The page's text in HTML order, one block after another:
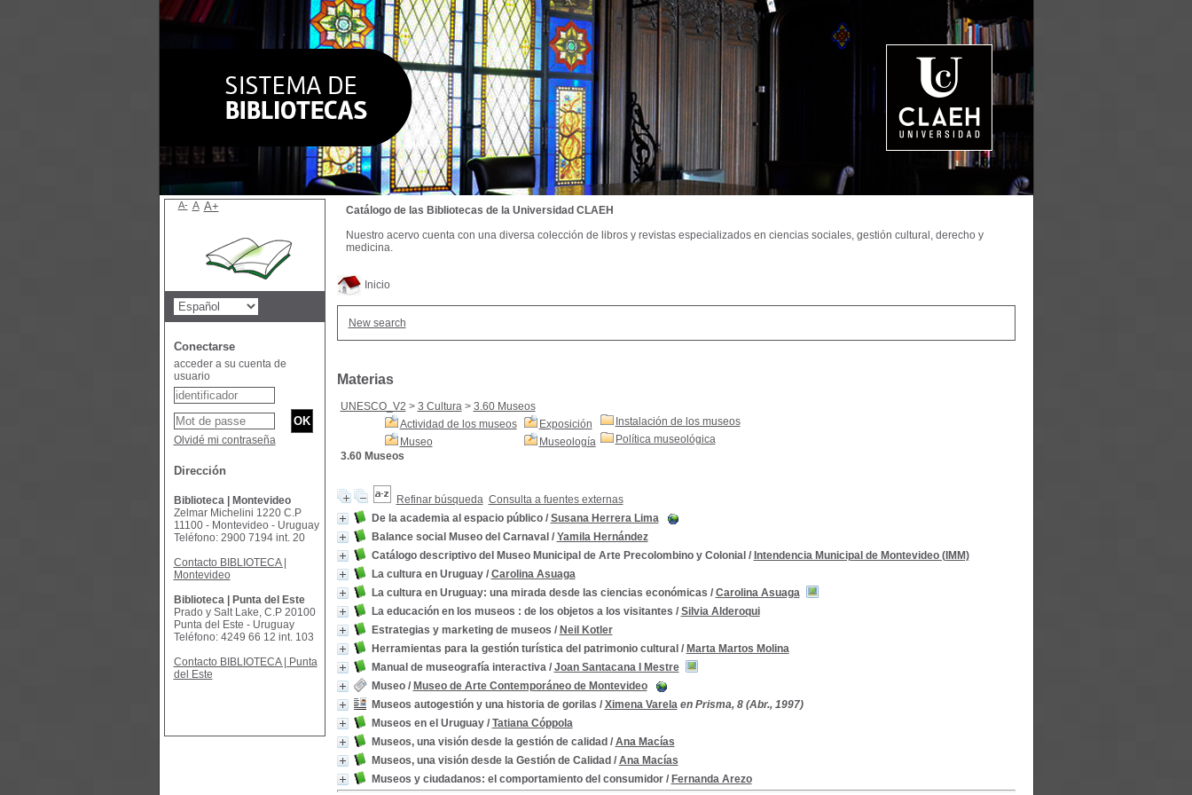
Inicio
New search
Materias
UNESCO_V2 > 3 Cultura> 3.60 Museos
Actividad de los museos
Exposición
Instalación de los museos
Museo
Museología
Política museológica
3.60 Museos
Refinar búsqueda Consulta a fuentes externas
De la academia al espacio público/ Susana Herrera Lima
Balance social Museo del Carnaval / Yamila Hernández
Catálogo descriptivo del Museo Municipal de Arte Precolombino y Colonial / Intendencia Municipal de Montevideo (IMM)
La cultura en Uruguay/ Carolina Asuaga
La cultura en Uruguay: una mirada desde las ciencias económicas / Carolina Asuaga
La educación en los museos : de los objetos a los visitantes / Silvia Alderoqui
Estrategias y marketing de museos / Neil Kotler
Herramientas para la gestión turística del patrimonio cultural / Marta Martos Molina
Manual de museografía interactiva/ Joan Santacana I Mestre
Museo/ Museo de Arte Contemporáneo de Montevideo
Museos autogestión y una historia de gorilas / Ximena Varela en Prisma, 8 (Abr., 1997)
Museos en el Uruguay/ Tatiana Cóppola
Museos, una visión desde la gestión de calidad / Ana Macías
Museos, una visión desde la Gestión de Calidad / Ana Macías
Museos y ciudadanos: el comportamiento del consumidor/ Fernanda Arezo
Catálogo de las Bibliotecas de la Universidad CLAEH
Nuestro acervo cuenta con una diversa colección de libros y revistas especializados en ciencias sociales, gestión cultural, derecho y
medicina.
A- A A+
Conectarse
acceder a su cuenta de
usuario
Olvidé mi contraseña
Dirección
Biblioteca | Montevideo
Zelmar Michelini 1220 C.P
11100 - Montevideo - Uruguay
Teléfono: 2900 7194 int. 20
Contacto BIBLIOTECA |
Montevideo
Biblioteca | Punta del Este
Prado y Salt Lake, C.P 20100
Punta del Este - Uruguay
Teléfono: 4249 66 12 int. 103
Contacto BIBLIOTECA | Punta
del Este